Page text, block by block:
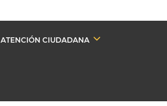
ATENCIÓN CIUDADANA